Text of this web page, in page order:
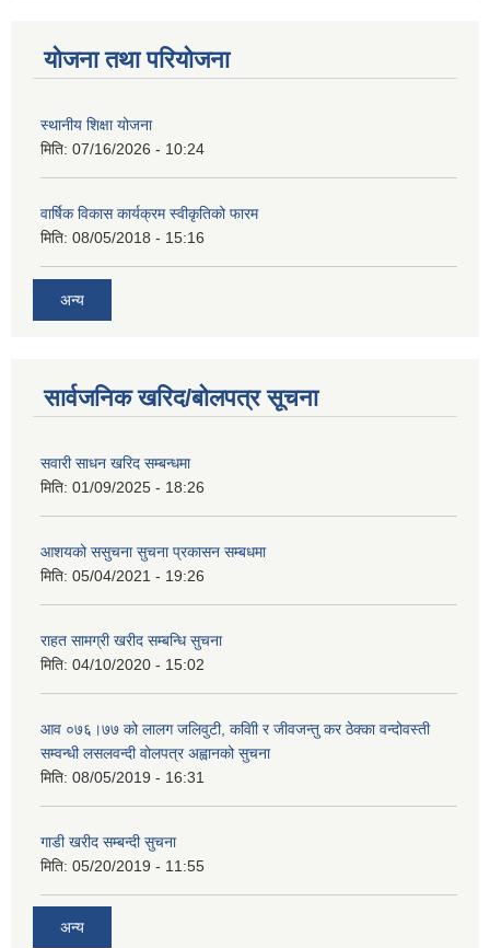
योजना तथा परियोजना
स्थानीय शिक्षा योजना
मिति: 07/16/2026 - 10:24
वार्षिक विकास कार्यक्रम स्वीकृतिको फारम
मिति: 08/05/2018 - 15:16
अन्य
सार्वजनिक खरिद/बोलपत्र सूचना
सवारी साधन खरिद सम्बन्धमा
मिति: 01/09/2025 - 18:26
आशयको ससुचना सुचना प्रकासन सम्बधमा
मिति: 05/04/2021 - 19:26
राहत सामग्री खरीद सम्बन्धि सुचना
मिति: 04/10/2020 - 15:02
आव ०७६।७७ को लालग जलिवुटी, कवािी र जीवजन्तु कर ठेक्का वन्दोवस्ती
सम्वन्धी लसलवन्दी वोलपत्र अह्वानको सुचना
मिति: 08/05/2019 - 16:31
गाडी खरीद सम्बन्दी सुचना
मिति: 05/20/2019 - 11:55
अन्य